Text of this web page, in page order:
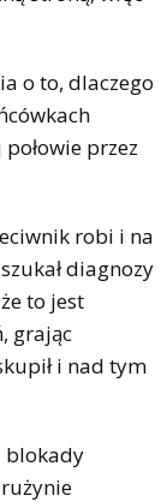
o to, dlaczego
przez
robi i na
diagnozy
to jest
grając
i nad tym
blokady